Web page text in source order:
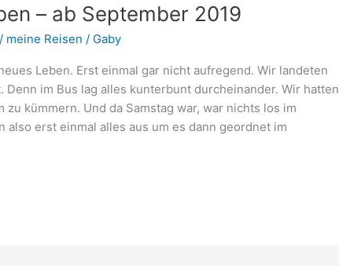
– ab September 2019
/ meine Reisen / Gaby
Leben. Erst einmal gar nicht aufregend. Wir landeten
Denn im Bus lag alles kunterbunt durcheinander. Wir hatten
zu kümmern. Und da Samstag war, war nichts los im
also erst einmal alles aus um es dann geordnet im